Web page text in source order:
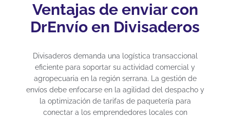
Ventajas de enviar con
DrEnvío en Divisaderos
Divisaderos demanda una logística transaccional
eficiente para soportar su actividad comercial y
agropecuaria en la región serrana. La gestión de
envíos debe enfocarse en la agilidad del despacho y
la optimización de tarifas de paquetería para
conectar a los emprendedores locales con